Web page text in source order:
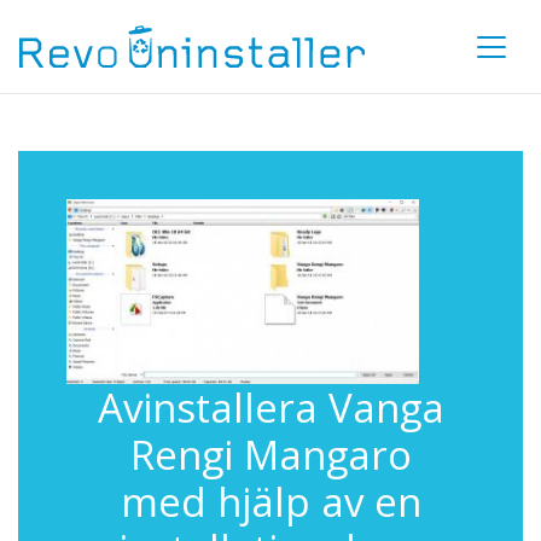
Avinstallera Vanga
Rengi Mangaro
med hjälp av en